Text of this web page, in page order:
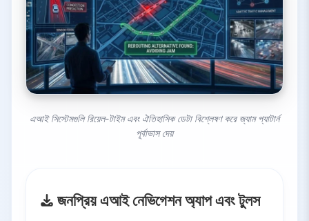
এআই সিস্টেমগুলি রিয়েল-টাইম এবং ঐতিহাসিক ডেটা বিশ্লেষণ করে জ্যাম প্যাটার্ন
পূর্বাভাস দেয়
জনপ্রিয় এআই নেভিগেশন অ্যাপ এবং টুলস